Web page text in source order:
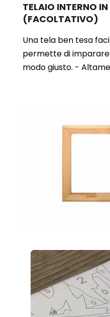
TELAIO INTERNO
(FACOLTATIVO)
Una tela ben tesa
permette di
modo giusto. -